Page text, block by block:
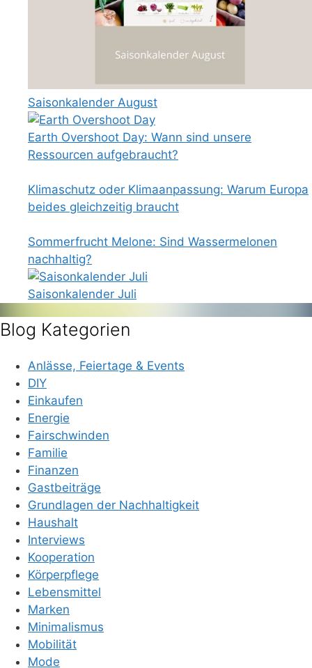
Saisonkalender August
Earth Overshoot Day: Wann sind unsere
Ressourcen aufgebraucht?
Klimaschutz oder Klimaanpassung: Warum Europa
beides gleichzeitig braucht
Sommerfrucht Melone: Sind Wassermelonen
nachhaltig?
Saisonkalender Juli
Blog Kategorien
Anlässe, Feiertage & Events
DIY
Einkaufen
Energie
Fairschwinden
Familie
Finanzen
Gastbeiträge
Grundlagen der Nachhaltigkeit
Haushalt
Interviews
Kooperation
Körperpflege
Lebensmittel
Marken
Minimalismus
Mobilität
Mode